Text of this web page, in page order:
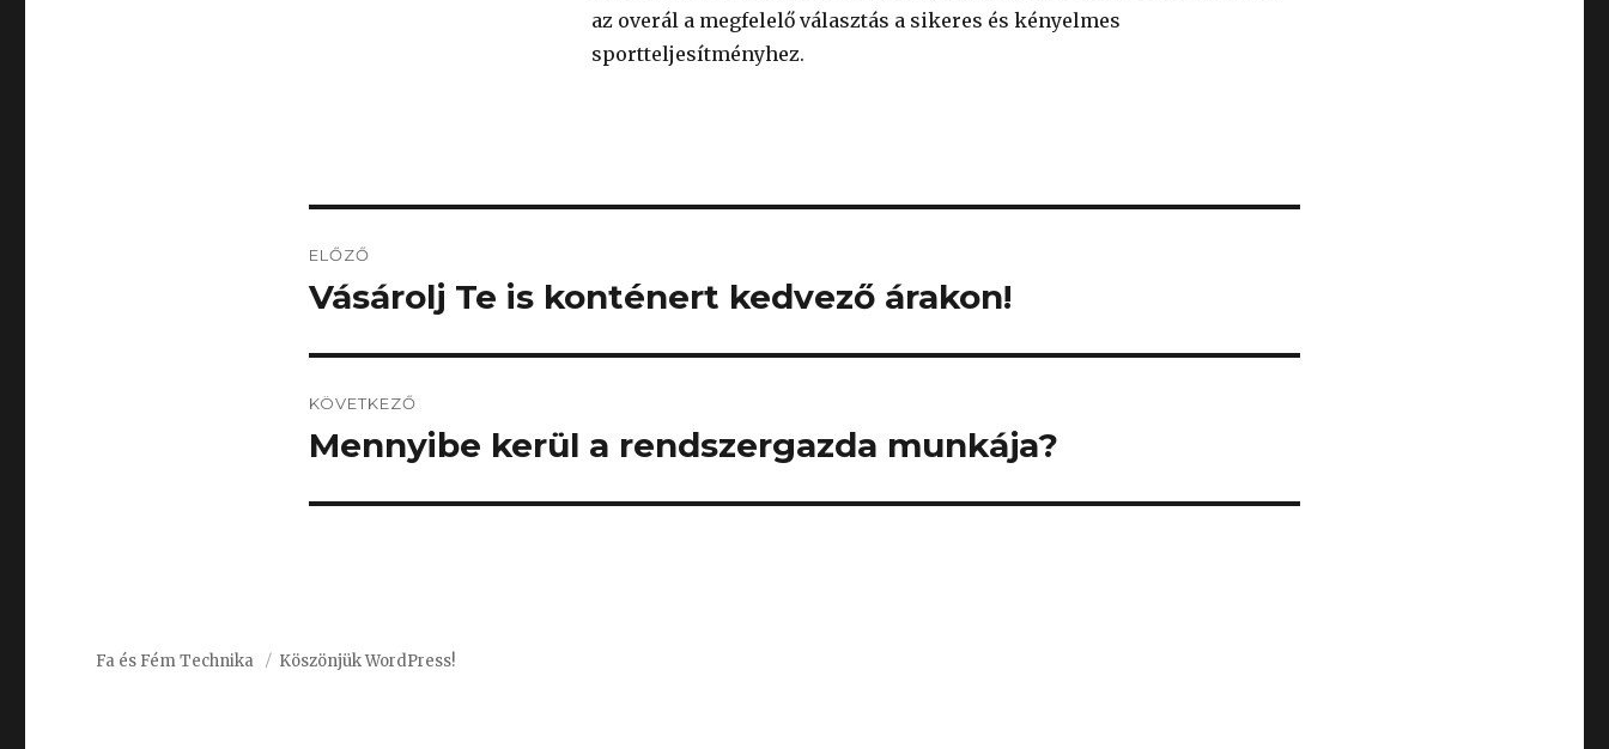
az overál a megfelelő választás a sikeres és kényelmes
sportteljesítményhez.
navigáció
ELŐZŐ
Korábbi
Vásárolj Te is konténert kedvező árakon!
KÖVETKEZŐ
Következő
Mennyibe kerül a rendszergazda munkája?
Fa és Fém Technika Köszönjük WordPress!